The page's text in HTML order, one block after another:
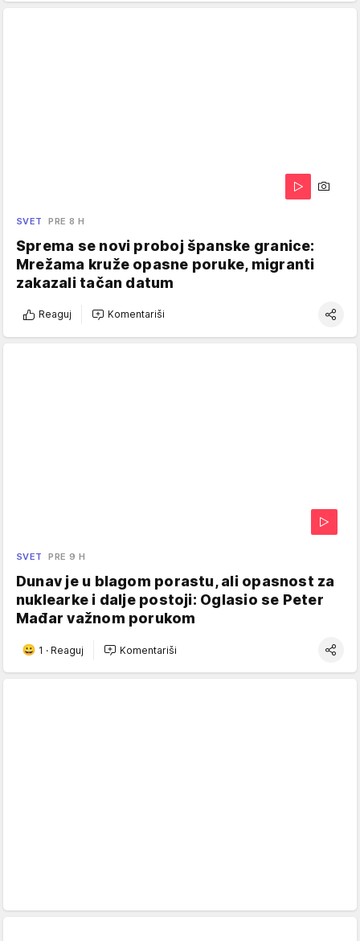
SVET PRE 8 H
Sprema se novi proboj španske granice:
Mrežama kruže opasne poruke, migranti
zakazali tačan datum
Reaguj Komentariši
SVET PRE 9 H
Dunav je u blagom porastu, ali opasnost za
nuklearke i dalje postoji: Oglasio se Peter
Mađar važnom porukom
1 · Reaguj Komentariši